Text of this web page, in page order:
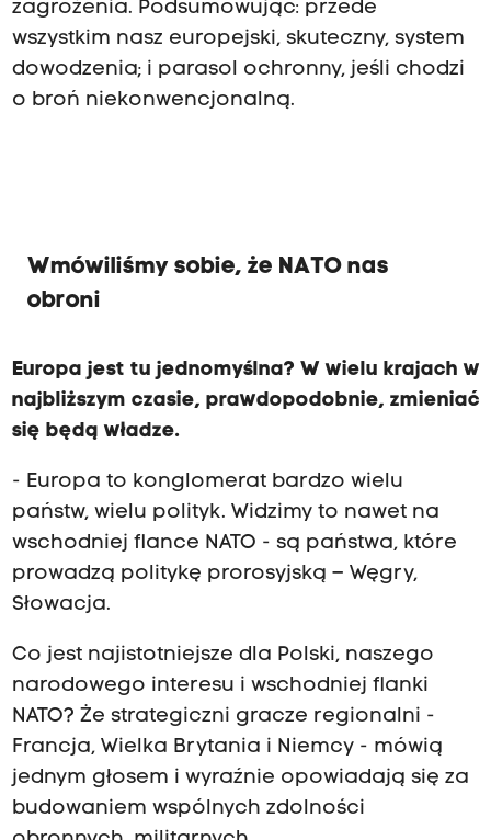
zagrożenia. Podsumowując: przede
wszystkim nasz europejski, skuteczny, system
dowodzenia; i parasol ochronny, jeśli chodzi
o broń niekonwencjonalną.
Wmówiliśmy sobie, że NATO nas
obroni
Europa jest tu jednomyślna? W wielu krajach w
najbliższym czasie, prawdopodobnie, zmieniać
się będą władze.
- Europa to konglomerat bardzo wielu
państw, wielu polityk. Widzimy to nawet na
wschodniej flance NATO - są państwa, które
prowadzą politykę prorosyjską – Węgry,
Słowacja.
Co jest najistotniejsze dla Polski, naszego
narodowego interesu i wschodniej flanki
NATO? Że strategiczni gracze regionalni -
Francja, Wielka Brytania i Niemcy - mówią
jednym głosem i wyraźnie opowiadają się za
budowaniem wspólnych zdolności